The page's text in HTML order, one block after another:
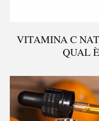
VITAMINA C
QUAL
X115®-
SCOPRI